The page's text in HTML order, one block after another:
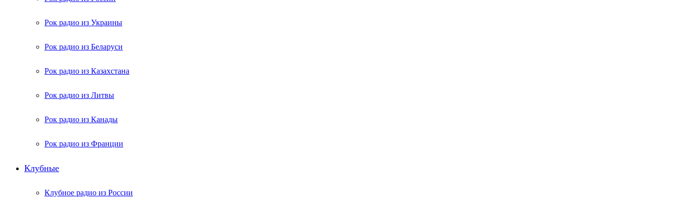
Рок радио из Украины
Рок радио из Беларуси
Рок радио из Казахстана
Рок радио из Литвы
Рок радио из Канады
Рок радио из Франции
Клубные
Клубное радио из России